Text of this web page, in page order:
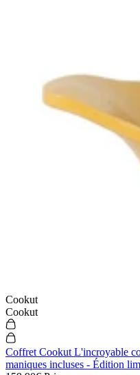
Cookut
Cookut
Coffret Cookut L'incroyable
maniques incluses - Édition